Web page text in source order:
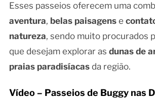
Esses passeios oferecem uma
aventura, belas paisagense
natureza, sendo muito procurados
que desejam explorar as dunas de
praias paradisíacasda região.
Vídeo – Passeios de Buggy nas